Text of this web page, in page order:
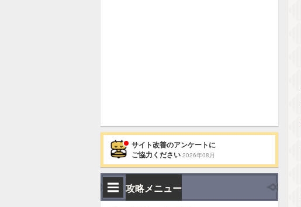
サイト改善のアンケートに
ご協力ください 2026年08月
攻略メニュー